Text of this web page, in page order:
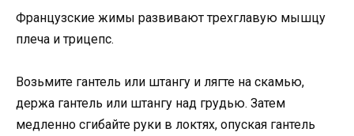
Французские жимы развивают трехглавую мышцу
плеча и трицепс.
Возьмите гантель или штангу и лягте на скамью,
держа гантель или штангу над грудью. Затем
медленно сгибайте руки в локтях, опуская гантель